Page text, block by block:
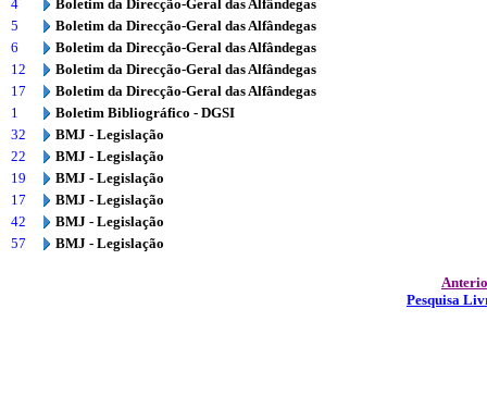
4
Boletim da Direcção-Geral das Alfândegas
5
Boletim da Direcção-Geral das Alfândegas
6
Boletim da Direcção-Geral das Alfândegas
12
Boletim da Direcção-Geral das Alfândegas
17
Boletim da Direcção-Geral das Alfândegas
1
Boletim Bibliográfico - DGSI
32
BMJ - Legislação
22
BMJ - Legislação
19
BMJ - Legislação
17
BMJ - Legislação
42
BMJ - Legislação
57
BMJ - Legislação
Pesquisa